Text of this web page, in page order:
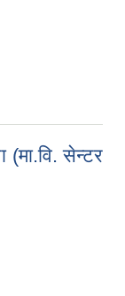
सेन्टर